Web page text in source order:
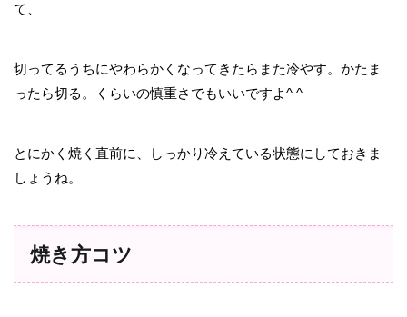
て、
切ってるうちにやわらかくなってきたらまた冷やす。かたま
ったら切る。くらいの慎重さでもいいですよ^ ^
とにかく焼く直前に、しっかり冷えている状態にしておきま
しょうね。
焼き方コツ